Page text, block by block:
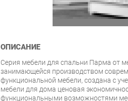
ОПИСАНИЕ
Серия мебели для спальни Парма от
занимающейся производством
функциональной мебели, создана с
мебели для дома ценовая
функциональными возможностями